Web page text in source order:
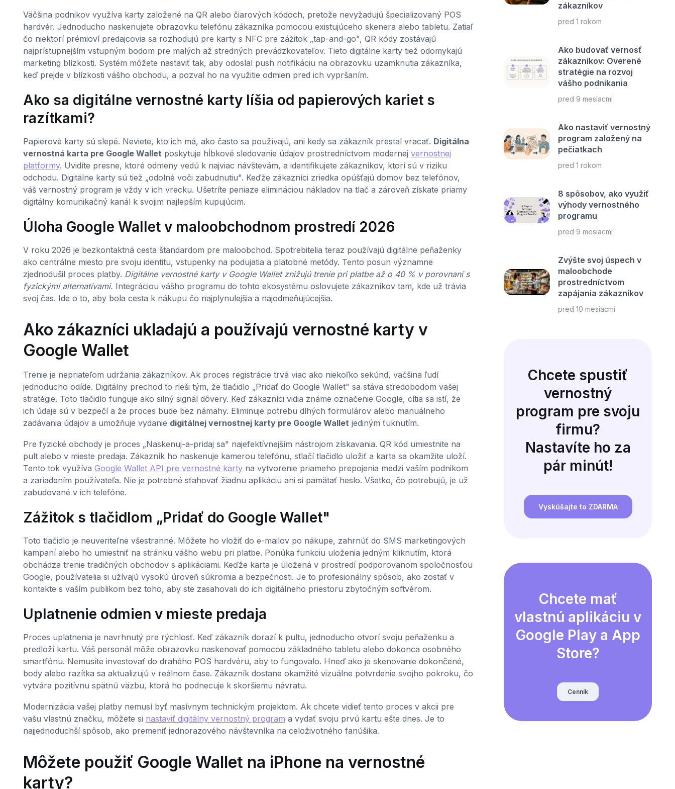
Väčšina podnikov využíva karty založené na QR alebo čiarových kódoch, pretože nevyžadujú špecializovaný POS
hardvér. Jednoducho naskenujete obrazovku telefónu zákazníka pomocou existujúceho skenera alebo tabletu. Zatiaľ
čo niektorí prémioví predajcovia sa rozhodujú pre karty s NFC pre zážitok „tap-and-go", QR kódy zostávajú
najprístupnejším vstupným bodom pre malých až stredných prevádzkovateľov. Tieto digitálne karty tiež odomykajú
marketing blízkosti. Systém môžete nastaviť tak, aby odoslal push notifikáciu na obrazovku uzamknutia zákazníka,
keď prejde v blízkosti vášho obchodu, a pozval ho na využitie odmien pred ich vypršaním.
Ako sa digitálne vernostné karty líšia od papierových kariet s
razítkami?
Papierové karty sú slepé. Neviete, kto ich má, ako často sa používajú, ani kedy sa zákazník prestal vracať. Digitálna
vernostná karta pre Google Wallet poskytuje hĺbkové sledovanie údajov prostredníctvom modernej vernostnej
platformy. Uvidíte presne, ktoré odmeny vedú k najviac návštevám, a identifikujete zákazníkov, ktorí sú v riziku
odchodu. Digitálne karty sú tiež „odolné voči zabudnutiu". Keďže zákazníci zriedka opúšťajú domov bez telefónov,
váš vernostný program je vždy v ich vrecku. Ušetríte peniaze elimináciou nákladov na tlač a zároveň získate priamy
digitálny komunikačný kanál k svojim najlepším kupujúcim.
Úloha Google Wallet v maloobchodnom prostredí 2026
V roku 2026 je bezkontaktná cesta štandardom pre maloobchod. Spotrebitelia teraz používajú digitálne peňaženky
ako centrálne miesto pre svoju identitu, vstupenky na podujatia a platobné metódy. Tento posun významne
zjednodušil proces platby. Digitálne vernostné karty v Google Wallet znižujú trenie pri platbe až o 40 % v porovnaní s
fyzickými alternatívami. Integráciou vášho programu do tohto ekosystému oslovujete zákazníkov tam, kde už trávia
svoj čas. Ide o to, aby bola cesta k nákupu čo najplynulejšia a najodmeňujúcejšia.
Ako zákazníci ukladajú a používajú vernostné karty v
Google Wallet
Trenie je nepriateľom udržania zákazníkov. Ak proces registrácie trvá viac ako niekoľko sekúnd, väčšina ľudí
jednoducho odíde. Digitálny prechod to rieši tým, že tlačidlo „Pridať do Google Wallet" sa stáva stredobodom vašej
stratégie. Toto tlačidlo funguje ako silný signál dôvery. Keď zákazníci vidia známe označenie Google, cítia sa istí, že
ich údaje sú v bezpečí a že proces bude bez námahy. Eliminuje potrebu dlhých formulárov alebo manuálneho
zadávania údajov a umožňuje vydanie digitálnej vernostnej karty pre Google Wallet jediným ťuknutím.
Pre fyzické obchody je proces „Naskenuj-a-pridaj sa" najefektívnejším nástrojom získavania. QR kód umiestnite na
pult alebo v mieste predaja. Zákazník ho naskenuje kamerou telefónu, stlačí tlačidlo uložiť a karta sa okamžite uloží.
Tento tok využíva Google Wallet API pre vernostné kartyna vytvorenie priameho prepojenia medzi vaším podnikom
a zariadením používateľa. Nie je potrebné sťahovať žiadnu aplikáciu ani si pamätať heslo. Všetko, čo potrebujú, je už
zabudované v ich telefóne.
Zážitok s tlačidlom „Pridať do Google Wallet"
Toto tlačidlo je neuveriteľne všestranné. Môžete ho vložiť do e-mailov po nákupe, zahrnúť do SMS marketingových
kampaní alebo ho umiestniť na stránku vášho webu pri platbe. Ponúka funkciu uloženia jedným kliknutím, ktorá
obchádza trenie tradičných obchodov s aplikáciami. Keďže karta je uložená v prostredí podporovanom spoločnosťou
Google, používatelia si užívajú vysokú úroveň súkromia a bezpečnosti. Je to profesionálny spôsob, ako zostať v
kontakte s vaším publikom bez toho, aby ste zasahovali do ich digitálneho priestoru zbytočným softvérom.
Uplatnenie odmien v mieste predaja
Proces uplatnenia je navrhnutý pre rýchlosť. Keď zákazník dorazí k pultu, jednoducho otvorí svoju peňaženku a
predloží kartu. Váš personál môže obrazovku naskenovať pomocou základného tabletu alebo dokonca osobného
smartfónu. Nemusíte investovať do drahého POS hardvéru, aby to fungovalo. Hneď ako je skenovanie dokončené,
body alebo razítka sa aktualizujú v reálnom čase. Zákazník dostane okamžité vizuálne potvrdenie svojho pokroku, čo
vytvára pozitívnu spätnú väzbu, ktorá ho podnecuje k skoršiemu návratu.
Modernizácia vašej platby nemusí byť masívnym technickým projektom. Ak chcete vidieť tento proces v akcii pre
vašu vlastnú značku, môžete si nastaviť digitálny vernostný program a vydať svoju prvú kartu ešte dnes. Je to
najjednoduchší spôsob, ako premeniť jednorazového návštevníka na celoživotného fanúšika.
Môžete použiť Google Wallet na iPhone na vernostné
karty?
zákazníkov
pred 1 rokom
Ako budovať vernosť
zákazníkov: Overené
stratégie na rozvoj
vášho podnikania
pred 9 mesiacmi
Ako nastaviť vernostný
program založený na
pečiatkach
pred 1 rokom
8 spôsobov, ako využiť
výhody vernostného
programu
pred 9 mesiacmi
Zvýšte svoj úspech v
maloobchode
prostredníctvom
zapájania zákazníkov
pred 10 mesiacmi
Chcete spustiť
vernostný
program pre svoju
firmu?
Nastavíte ho za
pár minút!
Vyskúšajte to ZDARMA
Chcete mať
vlastnú aplikáciu v
Google Play a App
Store?
Cenník